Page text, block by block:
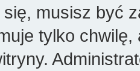
musisz być
tylko